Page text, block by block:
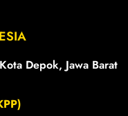
Depok, Jawa Barat